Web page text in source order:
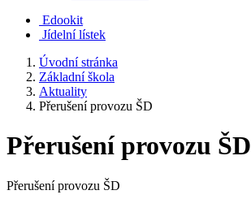
Edookit
Jídelní lístek
Úvodní stránka
Základní škola
Aktuality
Přerušení provozu ŠD
Přerušení provozu ŠD
Přerušení provozu ŠD